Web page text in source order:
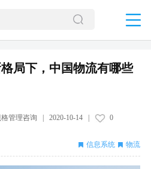
局下，中国物流有哪些
管理咨询 2020-10-14|
0
信息系统
物流